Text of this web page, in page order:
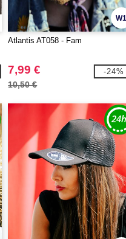
W1
Atlantis AT058 - Fam
7,99 €
10,50 €
-24%